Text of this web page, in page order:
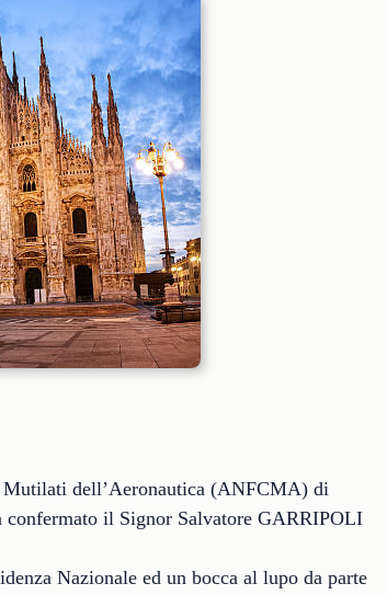
Mutilati dell’Aeronautica (ANFCMA) di
il Signor Salvatore GARRIPOLI
Nazionale ed un bocca al lupo da parte